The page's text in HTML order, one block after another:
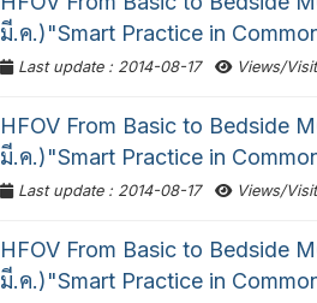
มี.ค.)"Smart Practice in
Last update : 2014-08-17 Views/
HFOV From Basic to Bedside
มี.ค.)"Smart Practice in
Last update : 2014-08-17 Views/
HFOV From Basic to Bedside
มี.ค.)"Smart Practice in